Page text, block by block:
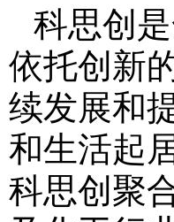
科思创
依托创新
续发展和
和生活起
科思创聚